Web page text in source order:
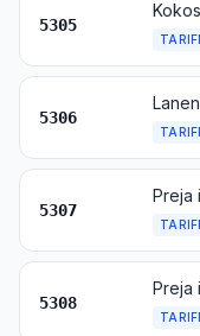
5305
5306
5307
5308